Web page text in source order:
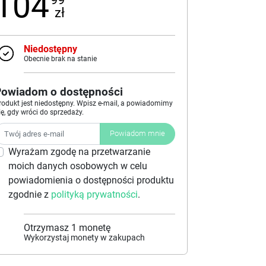
zł
Niedostępny
Obecnie brak na stanie
o dostępności
jest niedostępny. Wpisz e-mail, a powiadomimy
gdy wróci do sprzedaży.
Powiadom mnie
Wyrażam zgodę na przetwarzanie
moich danych osobowych w celu
powiadomienia o dostępności produktu
zgodnie z polityką prywatności.
Otrzymasz 1 monetę
Wykorzystaj monety w zakupach